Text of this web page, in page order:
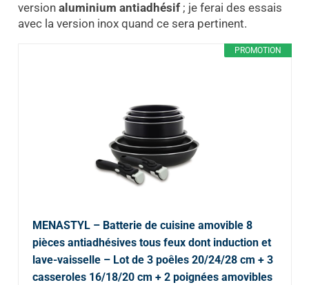
version aluminium antiadhésif; je ferai des essais
avec la version inox quand ce sera pertinent.
PROMOTION
MENASTYL – Batterie de cuisine amovible 8
pièces antiadhésives tous feux dont induction et
lave-vaisselle – Lot de 3 poêles 20/24/28 cm + 3
casseroles 16/18/20 cm + 2 poignées amovibles